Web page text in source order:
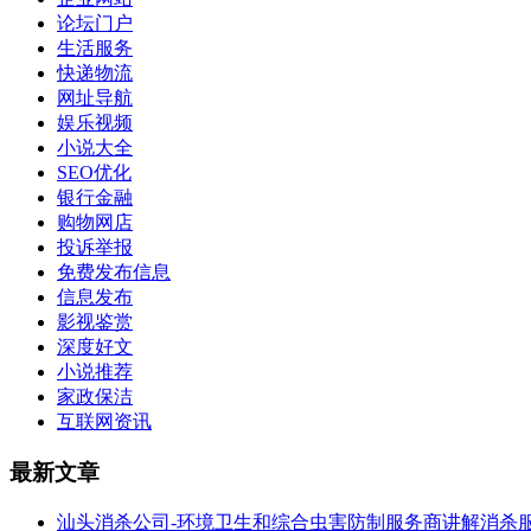
论坛门户
生活服务
快递物流
网址导航
娱乐视频
小说大全
SEO优化
银行金融
购物网店
投诉举报
免费发布信息
信息发布
影视鉴赏
深度好文
小说推荐
家政保洁
互联网资讯
最新文章
汕头消杀公司-环境卫生和综合虫害防制服务商讲解消杀